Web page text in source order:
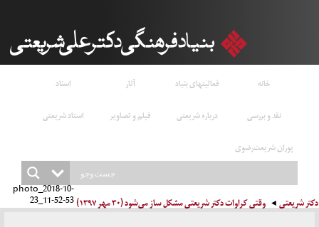
خانه فعالیتهای بنیاد آثار
اسناد
نقد و بررسی
درباره شریعتی فیلم و تصاویر
استاد شریعتی
پوران شریعت‌رضوی
دکتر شریعتی وقتی کراوات دکتر شریعتی مشکل ساز می‌شود (۳۰ مهر ۱۳۹۷)
photo_2018-10-
23_11-52-53